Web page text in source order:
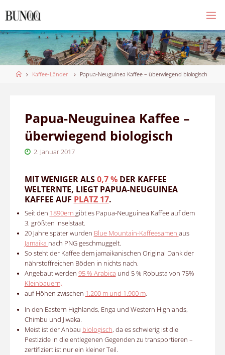
to
HomeKaffee-Länder Papua-Neuguinea Kaffee – überwiegend biologisch
Papua-Neuguinea Kaffee –
überwiegend biologisch
2. Januar 2017
MIT WENIGER ALS0,7 %DER KAFFEE
WELTERNTE, LIEGT PAPUA-NEUGUINEA
KAFFEE AUF PLATZ 17.
Seit den 1890ern gibt es Papua-Neuguinea Kaffee auf dem
3. größten Inselstaat.
20 Jahre später wurden Blue Mountain-Kaffeesamen aus
Jamaika nach PNG geschmuggelt.
So steht der Kaffee dem jamaikanischen Original Dank der
nährstoffreichen Böden in nichts nach.
Angebaut werden 95 % Arabica und 5 % Robusta von 75%
Kleinbauern,
auf Höhen zwischen 1.200 m und 1.900 m,
In den Eastern Highlands, Enga und Western Highlands,
Chimbu und Jiwaka.
Meist ist der Anbau biologisch, da es schwierig ist die
Pestizide in die entlegenen Gegenden zu transportieren –
zertifiziert ist nur ein kleiner Teil.